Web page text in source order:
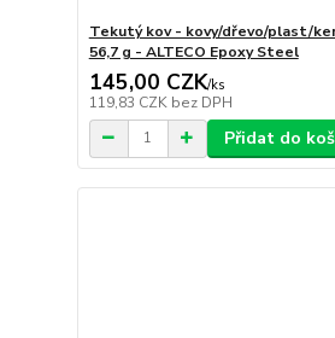
Tekutý kov - kovy/dřevo/plast/
56,7 g - ALTECO Epoxy Steel
145,00 CZK/ks
119,83 CZK bez DPH
Přidat do